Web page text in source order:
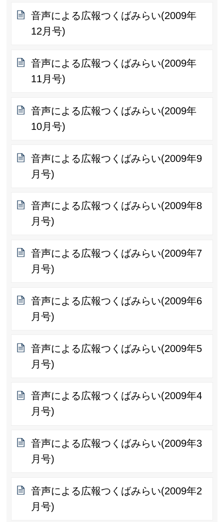
音声による広報つくばみらい(2009年
12月号)
音声による広報つくばみらい(2009年
11月号)
音声による広報つくばみらい(2009年
10月号)
音声による広報つくばみらい(2009年9
月号)
音声による広報つくばみらい(2009年8
月号)
音声による広報つくばみらい(2009年7
月号)
音声による広報つくばみらい(2009年6
月号)
音声による広報つくばみらい(2009年5
月号)
音声による広報つくばみらい(2009年4
月号)
音声による広報つくばみらい(2009年3
月号)
音声による広報つくばみらい(2009年2
月号)